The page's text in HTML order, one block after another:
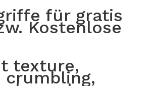
für gratis
Kostenlose
texture,
crumbling,